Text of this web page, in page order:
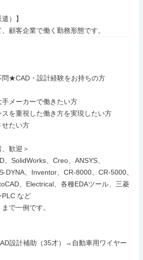
）】
顧客企業で働く勤務形態です。
問★CAD・設計経験をお持ちの方
手メーカーで働きたい方
スを重視した働き方を実現したい方
せたい方
歓迎＞
、SolidWorks、Creo、ANSYS、
DYNA、Inventor、CR-8000、CR-5000、
、Electrical、各種EDAツール、三菱
PLC など
で一例です。
設計補助（35才）→自動車用ワイヤー